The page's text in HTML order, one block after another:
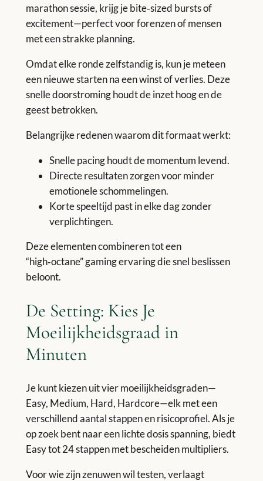
marathon sessie, krijg je bite‑sized bursts of
excitement—perfect voor forenzen of mensen
met een strakke planning.
Omdat elke ronde zelfstandig is, kun je meteen
een nieuwe starten na een winst of verlies. Deze
snelle doorstroming houdt de inzet hoog en de
geest betrokken.
Belangrijke redenen waarom dit formaat werkt:
Snelle pacing houdt de momentum levend.
Directe resultaten zorgen voor minder
emotionele schommelingen.
Korte speeltijd past in elke dag zonder
verplichtingen.
Deze elementen combineren tot een
“high‑octane” gaming ervaring die snel beslissen
beloont.
De Setting: Kies Je
Moeilijkheidsgraad in
Minuten
Je kunt kiezen uit vier moeilijkheidsgraden—
Easy, Medium, Hard, Hardcore—elk met een
verschillend aantal stappen en risicoprofiel. Als je
op zoek bent naar een lichte dosis spanning, biedt
Easy tot 24 stappen met bescheiden multipliers.
Voor wie zijn zenuwen wil testen, verlaagt